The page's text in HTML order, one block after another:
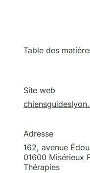
Table des
Thérapies
Site web
Adresse
162, avenue
01600 Misérieux